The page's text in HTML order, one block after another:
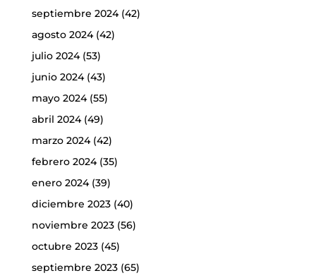
septiembre 2024(42)
agosto 2024(42)
julio 2024(53)
junio 2024(43)
mayo 2024(55)
abril 2024(49)
marzo 2024(42)
febrero 2024(35)
enero 2024(39)
diciembre 2023(40)
noviembre 2023(56)
octubre 2023(45)
septiembre 2023(65)